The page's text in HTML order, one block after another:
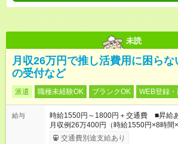
未読
月収26万円で推し活費用に困ら
の受付など
派遣 職種未経験OK ブランクOK WEB登録
給与
時給1550円～1800円＋交通費 ■昇
月収例26万400円（時給1550円×8時間
交通費別途支給あり